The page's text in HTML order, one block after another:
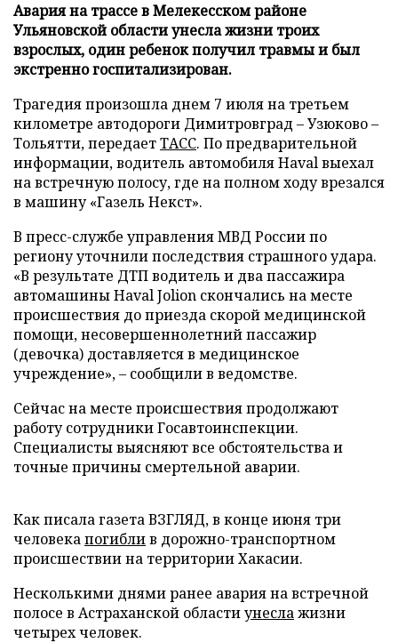
Авария на трассе в Мелекесском районе
Ульяновской области унесла жизни троих
взрослых, один ребенок получил травмы и был
экстренно госпитализирован.
Трагедия произошла днем 7 июля на третьем
километре автодороги Димитровград – Узюково –
Тольятти, передаетТАСС. По предварительной
информации, водитель автомобиля Haval выехал
на встречную полосу, где на полном ходу врезался
в машину «Газель Некст».
В пресс-службе управления МВД России по
региону уточнили последствия страшного удара.
«В результате ДТП водитель и два пассажира
автомашины Haval Jolion скончались на месте
происшествия до приезда скорой медицинской
помощи, несовершеннолетний пассажир
(девочка) доставляется в медицинское
учреждение», – сообщили в ведомстве.
Сейчас на месте происшествия продолжают
работу сотрудники Госавтоинспекции.
Специалисты выясняют все обстоятельства и
точные причины смертельной аварии.
Как писала газета ВЗГЛЯД, в конце июня три
человекапогиблив дорожно-транспортном
происшествии на территории Хакасии.
Несколькими днями ранее авария на встречной
полосе в Астраханской областиунеслажизни
четырех человек.